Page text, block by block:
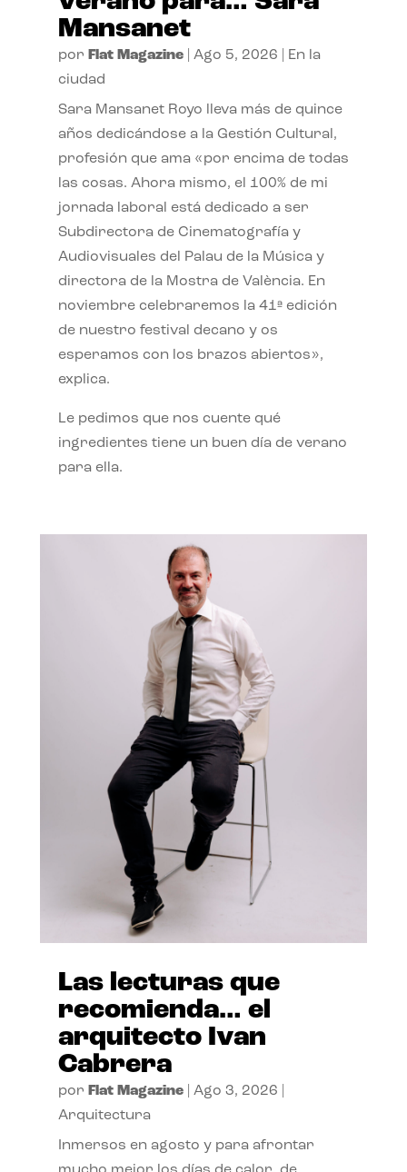
Mansanet
por Flat Magazine| Ago 5, 2026
En la
ciudad
Sara Mansanet Royo lleva más de quince
años dedicándose a la Gestión Cultural,
profesión que ama «por encima de todas
las cosas. Ahora mismo, el 100% de mi
jornada laboral está dedicado a ser
Subdirectora de Cinematografía y
Audiovisuales del Palau de la Música y
directora de la Mostra de València. En
noviembre celebraremos la 41ª edición
de nuestro festival decano y os
esperamos con los brazos abiertos»,
explica.
Le pedimos que nos cuente qué
ingredientes tiene un buen día de verano
para ella.
Las lecturas que
recomienda… el
arquitecto Ivan
Cabrera
por Flat Magazine| Ago 3, 2026
Arquitectura
Inmersos en agosto y para afrontar